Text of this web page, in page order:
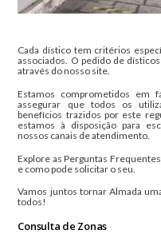
Cada dístico tem critérios
associados. O pedido de
através do nosso site.
Estamos comprometidos em
assegurar que todos os
benefícios trazidos por este
estamos à disposição para
nossos canais de atendimento.
Explore as Perguntas
e como pode solicitar o seu.
Vamos juntos tornar Almada
todos!
Consulta de Zonas